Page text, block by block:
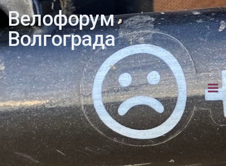
Велофорум
Волгограда